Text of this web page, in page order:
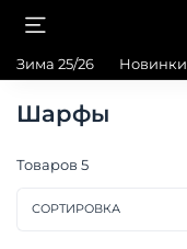
Зима 25/26 Новинки
Шарфы
Товаров 5
СОРТИРОВКА